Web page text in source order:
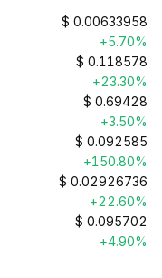
$ 0.00633958
+5.70%
$ 0.118578
+23.30%
$ 0.69428
+3.50%
$ 0.092585
+150.80%
$ 0.02926736
+22.60%
$ 0.095702
+4.90%